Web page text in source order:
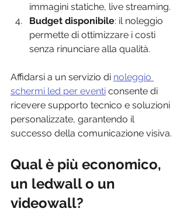
immagini statiche, live streaming.
Budget disponibile: il noleggio
permette di ottimizzare i costi
senza rinunciare alla qualità.
Affidarsi a un servizio di noleggio
schermi led per eventi consente di
ricevere supporto tecnico e soluzioni
personalizzate, garantendo il
successo della comunicazione visiva.
Qual è più economico,
un ledwall o un
videowall?